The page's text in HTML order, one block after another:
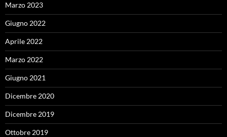
Marzo 2023
Giugno 2022
Aprile 2022
Marzo 2022
Giugno 2021
Dicembre 2020
Dicembre 2019
Ottobre 2019